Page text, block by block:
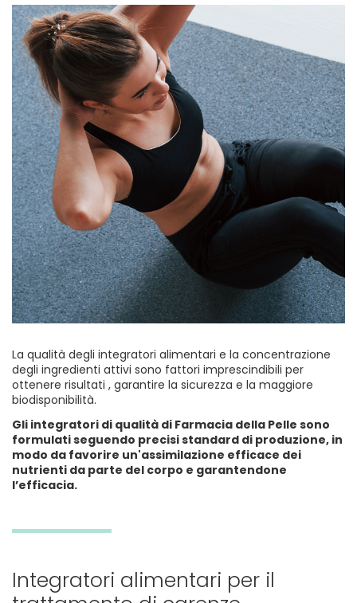
La qualità degli integratori alimentari e la concentrazione
degli ingredienti attivi sono fattori imprescindibili per
ottenere risultati , garantire la sicurezza e la maggiore
biodisponibilità.
Gli integratori di qualità di Farmacia della Pelle sono
formulati seguendo precisi standard di produzione, in
modo da favorire un'assimilazione efficace dei
nutrienti da parte del corpo e garantendone
l’efficacia.
Integratori alimentari per il